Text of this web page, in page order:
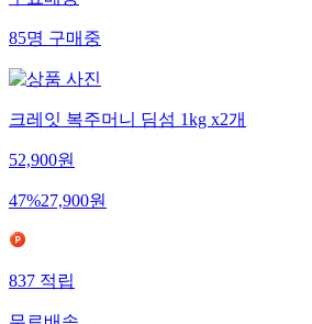
무료배송
85명구매중
크레잇 복주머니 딤섬 1kg x2개
52,900원
47%27,900원
837적립